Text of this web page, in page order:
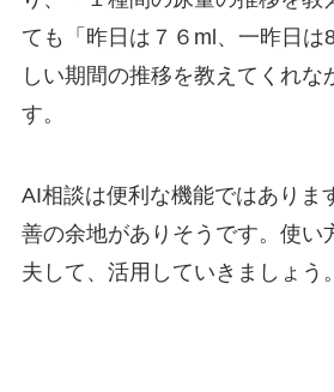
ても「昨日は７６ml、一昨日は
しい期間の推移を教えてくれな
す。
AI相談は便利な機能ではありま
善の余地がありそうです。使い
夫して、活用していきましょう。